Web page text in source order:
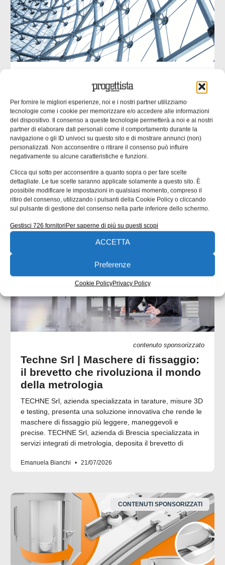
Per fornire le migliori esperienze, noi e i nostri partner utilizziamo
tecnologie come i cookie per memorizzare e/o accedere alle informazioni
del dispositivo. Il consenso a queste tecnologie permetterà a noi e ai nostri
partner di elaborare dati personali come il comportamento durante la
navigazione o gli ID univoci su questo sito e di mostrare annunci (non)
personalizzati. Non acconsentire o ritirare il consenso può influire
negativamente su alcune caratteristiche e funzioni.
Clicca qui sotto per acconsentire a quanto sopra o per fare scelte
dettagliate. Le tue scelte saranno applicate solamente a questo sito. È
possibile modificare le impostazioni in qualsiasi momento, compreso il
ritiro del consenso, utilizzando i pulsanti della Cookie Policy o cliccando
sul pulsante di gestione del consenso nella parte inferiore dello schermo.
Gestisci 726 fornitoriPer saperne di più su questi scopi
ACCETTA
Preferenze
Cookie PolicyPrivacy Policy
UNI EN 1090: il punto di contatto tra
progettazione ed esecuzione
Molte non conformità nascono da informazioni incomplete
o ambigue negli elaborati progettuali. nella seconda parte
dell’approfondimento inaugurato un mese fa ci
concentriamo su un’analisi delle responsabilità tecniche
che collegano progettista, officina e coordinatore di
saldatura. Una quota rilevante delle non
Emanuela Bianchi 24/07/2026
contenuto sponsorizzato
Techne Srl | Maschere di fissaggio:
il brevetto che rivoluziona il mondo
della metrologia
TECHNE Srl, azienda specializzata in tarature, misure 3D
e testing, presenta una soluzione innovativa che rende le
maschere di fissaggio più leggere, maneggevoli e
precise. TECHNE Srl, azienda di Brescia specializzata in
servizi integrati di metrologia, deposita il brevetto di
Emanuela Bianchi 21/07/2026
CONTENUTI SPONSORIZZATI